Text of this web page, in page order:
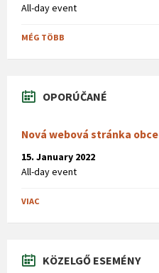
All-day event
MÉG TÖBB
OPORÚČANÉ
Nová webová stránka obce
15. January 2022
All-day event
VIAC
KÖZELGŐ ESEMÉNY